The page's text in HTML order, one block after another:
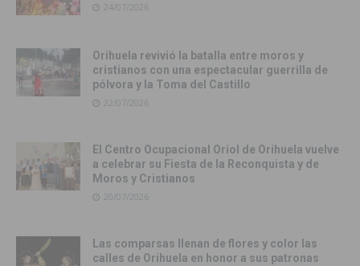
24/07/2026
Orihuela revivió la batalla entre moros y
cristianos con una espectacular guerrilla de
pólvora y la Toma del Castillo
22/07/2026
El Centro Ocupacional Oriol de Orihuela vuelve
a celebrar su Fiesta de la Reconquista y de
Moros y Cristianos
20/07/2026
Las comparsas llenan de flores y color las
calles de Orihuela en honor a sus patronas